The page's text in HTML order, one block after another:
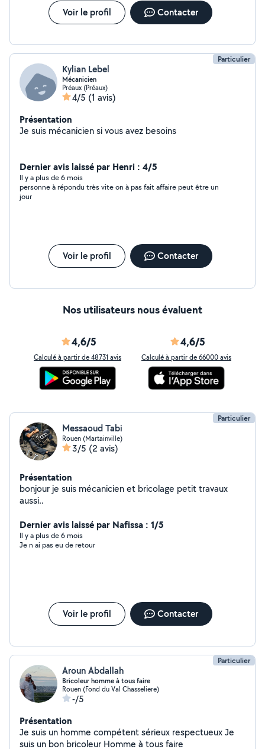
Voir le profil Contacter
Particulier
Kylian Lebel
Mécanicien
Préaux (Préaux)
4/5 (1 avis)
Présentation
Je suis mécanicien si vous avez besoins
Dernier avis laissé par Henri : 4/5
Il y a plus de 6 mois
personne à répondu très vite on à pas fait affaire peut être un
jour
Voir le profil Contacter
Nos utilisateurs nous évaluent
4,6/5
Calculé à partir de 48731 avis
4,6/5
Calculé à partir de 66000 avis
Particulier
Messaoud Tabi
Rouen (Martainville)
3/5 (2 avis)
Présentation
bonjour je suis mécanicien et bricolage petit travaux
aussi..
Dernier avis laissé par Nafissa : 1/5
Il y a plus de 6 mois
Je n ai pas eu de retour
Voir le profil Contacter
Particulier
Aroun Abdallah
Bricoleur homme à tous faire
Rouen (Fond du Val Chasseliere)
-/5
Présentation
Je suis un homme compétent sérieux respectueux Je
suis un bon bricoleur Homme à tous faire